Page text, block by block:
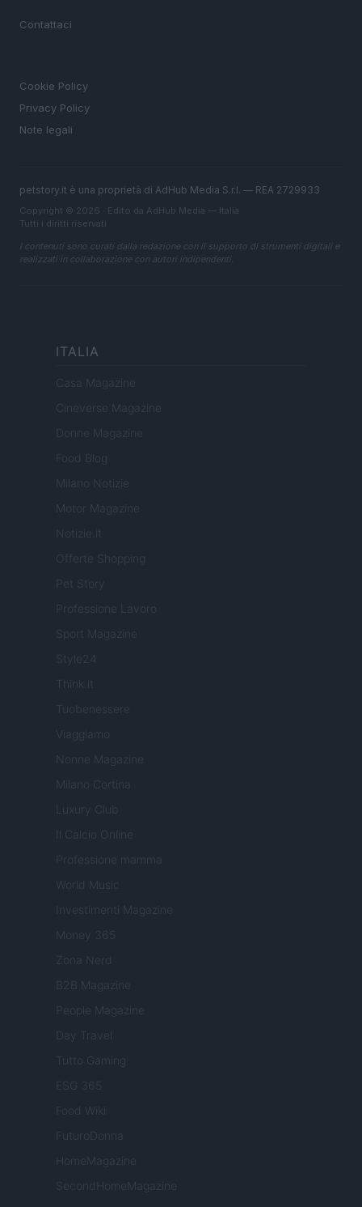
Contattaci
Cookie Policy
Privacy Policy
Note legali
petstory.it è una proprietà di AdHub Media S.r.l. — REA 2729933
Copyright © 2026 · Edito da AdHub Media — Italia
Tutti i diritti riservati
I contenuti sono curati dalla redazione con il supporto di strumenti digitali e
realizzati in collaborazione con autori indipendenti.
ITALIA
Casa Magazine
Cineverse Magazine
Donne Magazine
Food Blog
Milano Notizie
Motor Magazine
Notizie.it
Offerte Shopping
Professione Lavoro
Sport Magazine
Style24
Think.it
Tuobenessere
Viaggiamo
Nonne Magazine
Milano Cortina
Luxury Club
Il Calcio Online
Professione mamma
World Music
Investimenti Magazine
Money 365
Zona Nerd
B2B Magazine
People Magazine
Day Travel
Tutto Gaming
ESG 365
Food Wiki
FuturoDonna
HomeMagazine
SecondHomeMagazine